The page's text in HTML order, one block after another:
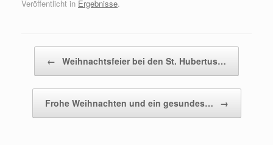
Veröffentlicht in Ergebnisse.
← Weihnachtsfeier bei den St. Hubertus…
Frohe Weihnachten und ein gesundes… →